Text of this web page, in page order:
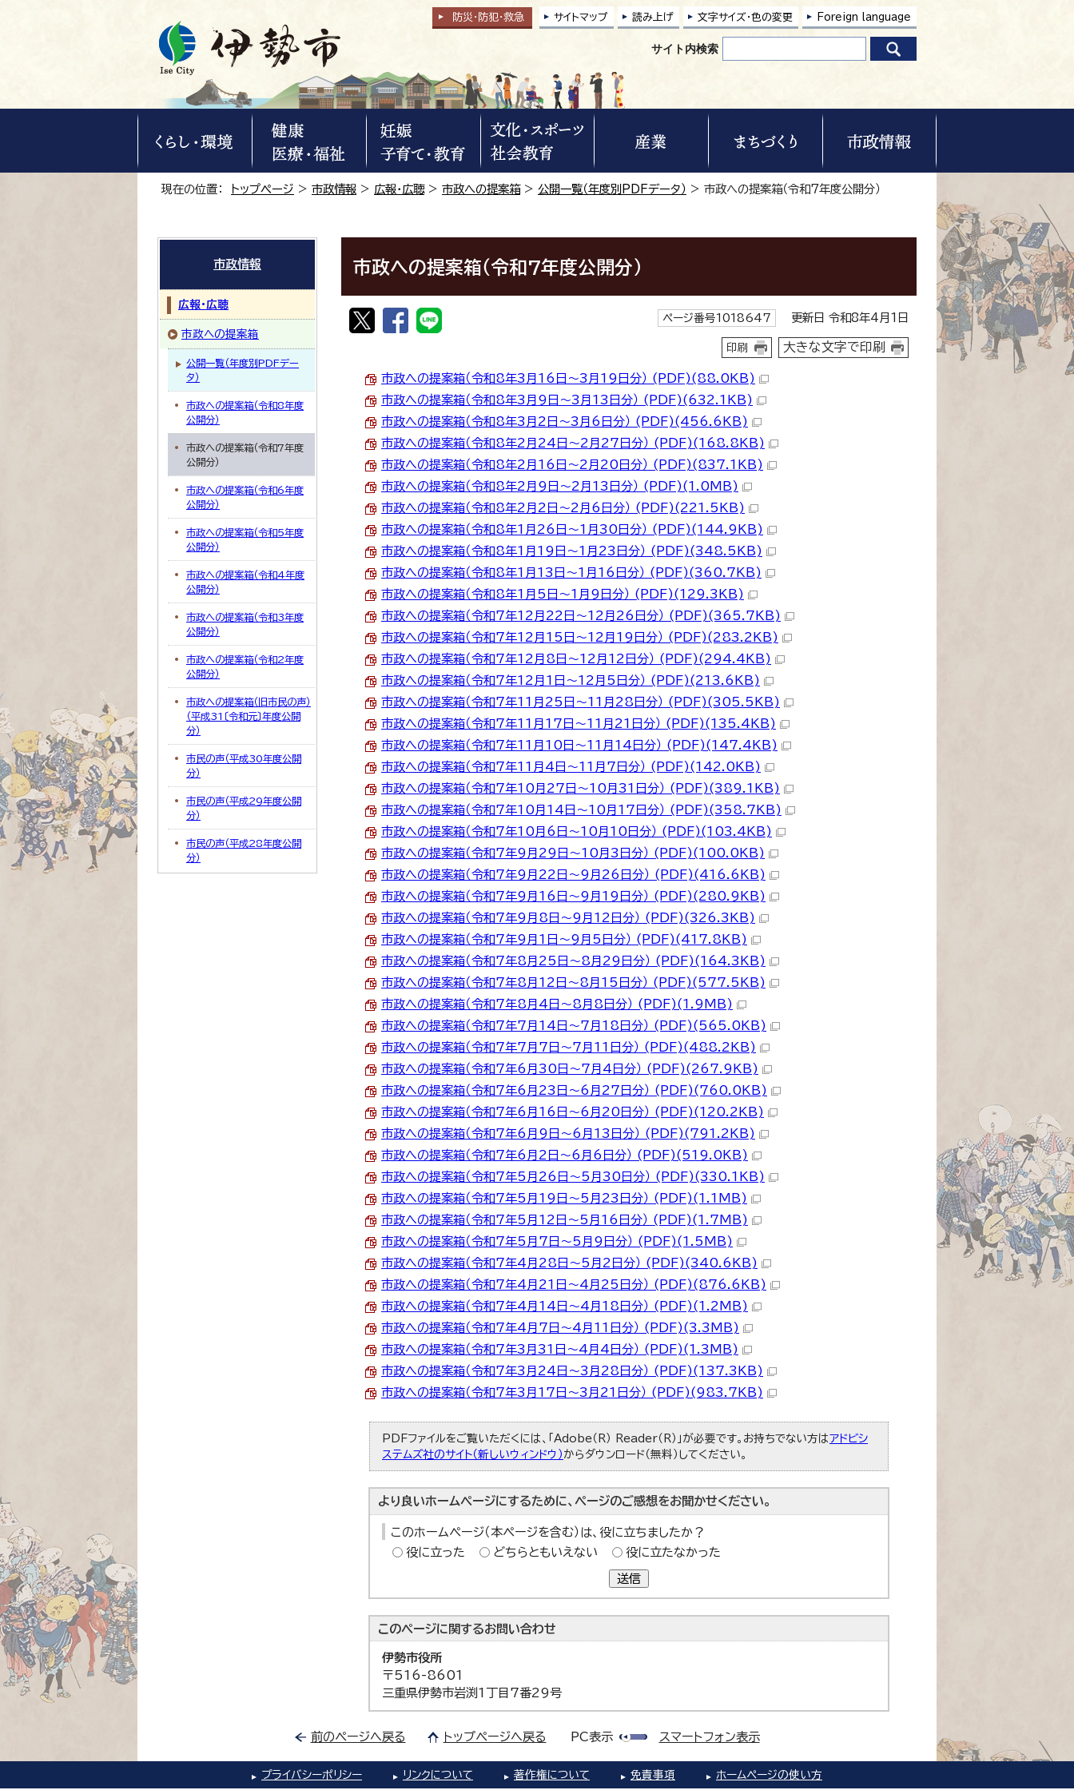
防災・防犯・救急 サイトマップ 読み上げ 文字サイズ・色の変更 Foreign language
サイト内検索
現在の位置： トップページ > 市政情報 > 広報・広聴> 市政への提案箱> 公開一覧（年度別PDFデータ） > 市政への提案箱（令和7年度公開分）
市政への提案箱（令和7年度公開分）
ページ番号1018647 更新日 令和8年4月1日
印刷 大きな文字で印刷
市政への提案箱（令和8年3月16日～3月19日分） (PDF)(88.0KB)
市政への提案箱（令和8年3月9日～3月13日分） (PDF)(632.1KB)
市政への提案箱（令和8年3月2日～3月6日分） (PDF)(456.6KB)
市政への提案箱（令和8年2月24日～2月27日分） (PDF)(168.8KB)
市政への提案箱（令和8年2月16日～2月20日分） (PDF)(837.1KB)
市政への提案箱（令和8年2月9日～2月13日分） (PDF)(1.0MB)
市政への提案箱（令和8年2月2日～2月6日分） (PDF)(221.5KB)
市政への提案箱（令和8年1月26日～1月30日分） (PDF)(144.9KB)
市政への提案箱（令和8年1月19日～1月23日分） (PDF)(348.5KB)
市政への提案箱（令和8年1月13日～1月16日分） (PDF)(360.7KB)
市政への提案箱（令和8年1月5日～1月9日分） (PDF)(129.3KB)
市政への提案箱（令和7年12月22日～12月26日分） (PDF)(365.7KB)
市政への提案箱（令和7年12月15日～12月19日分） (PDF)(283.2KB)
市政への提案箱（令和7年12月8日～12月12日分） (PDF)(294.4KB)
市政への提案箱（令和7年12月1日～12月5日分） (PDF)(213.6KB)
市政への提案箱（令和7年11月25日～11月28日分） (PDF)(305.5KB)
市政への提案箱（令和7年11月17日～11月21日分） (PDF)(135.4KB)
市政への提案箱（令和7年11月10日～11月14日分） (PDF)(147.4KB)
市政への提案箱（令和7年11月4日～11月7日分） (PDF)(142.0KB)
市政への提案箱（令和7年10月27日～10月31日分） (PDF)(389.1KB)
市政への提案箱（令和7年10月14日～10月17日分） (PDF)(358.7KB)
市政への提案箱（令和7年10月6日～10月10日分） (PDF)(103.4KB)
市政への提案箱（令和7年9月29日～10月3日分） (PDF)(100.0KB)
市政への提案箱（令和7年9月22日～9月26日分） (PDF)(416.6KB)
市政への提案箱（令和7年9月16日～9月19日分） (PDF)(280.9KB)
市政への提案箱（令和7年9月8日～9月12日分） (PDF)(326.3KB)
市政への提案箱（令和7年9月1日～9月5日分） (PDF)(417.8KB)
市政への提案箱（令和7年8月25日～8月29日分） (PDF)(164.3KB)
市政への提案箱（令和7年8月12日～8月15日分） (PDF)(577.5KB)
市政への提案箱（令和7年8月4日～8月8日分） (PDF)(1.9MB)
市政への提案箱（令和7年7月14日～7月18日分） (PDF)(565.0KB)
市政への提案箱（令和7年7月7日～7月11日分） (PDF)(488.2KB)
市政への提案箱（令和7年6月30日～7月4日分） (PDF)(267.9KB)
市政への提案箱（令和7年6月23日～6月27日分） (PDF)(760.0KB)
市政への提案箱（令和7年6月16日～6月20日分） (PDF)(120.2KB)
市政への提案箱（令和7年6月9日～6月13日分） (PDF)(791.2KB)
市政への提案箱（令和7年6月2日～6月6日分） (PDF)(519.0KB)
市政への提案箱（令和7年5月26日～5月30日分） (PDF)(330.1KB)
市政への提案箱（令和7年5月19日～5月23日分） (PDF)(1.1MB)
市政への提案箱（令和7年5月12日～5月16日分） (PDF)(1.7MB)
市政への提案箱（令和7年5月7日～5月9日分） (PDF)(1.5MB)
市政への提案箱（令和7年4月28日～5月2日分） (PDF)(340.6KB)
市政への提案箱（令和7年4月21日～4月25日分） (PDF)(876.6KB)
市政への提案箱（令和7年4月14日～4月18日分） (PDF)(1.2MB)
市政への提案箱（令和7年4月7日～4月11日分） (PDF)(3.3MB)
市政への提案箱（令和7年3月31日～4月4日分） (PDF)(1.3MB)
市政への提案箱（令和7年3月24日～3月28日分） (PDF)(137.3KB)
市政への提案箱（令和7年3月17日～3月21日分） (PDF)(983.7KB)
PDFファイルをご覧いただくには、「Adobe（R） Reader（R）」が必要です。お持ちでない方はアドビシ
ステムズ社のサイト（新しいウィンドウ） からダウンロード（無料）してください。
より良いホームページにするために、ページのご感想をお聞かせください。
このホームページ（本ページを含む）は、役に立ちましたか？
役に立った
どちらともいえない 役に立たなかった
送信
このページに関するお問い合わせ
伊勢市役所
〒516-8601
三重県伊勢市岩渕1丁目7番29号
市政情報
広報・広聴
市政への提案箱
公開一覧（年度別PDFデー
タ）
市政への提案箱（令和8年度
公開分）
市政への提案箱（令和7年度
公開分）
市政への提案箱（令和6年度
公開分）
市政への提案箱（令和5年度
公開分）
市政への提案箱（令和4年度
公開分）
市政への提案箱（令和3年度
公開分）
市政への提案箱（令和2年度
公開分）
市政への提案箱（旧市民の声）
（平成31〔令和元〕年度公開
分）
市民の声（平成30年度公開
分）
市民の声（平成29年度公開
分）
市民の声（平成28年度公開
分）
前のページへ戻る トップページへ戻る PC表示 スマートフォン表示
プライバシーポリシー リンクについて 著作権について 免責事項 ホームページの使い方